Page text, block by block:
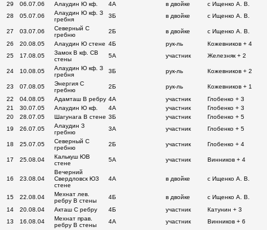
29
06.07.06 Алаудин Ю кф. 4А в двойке
с Ищенко А. В.
28
05.07.06
Алаудин Ю кф. З
гребня
3Б в двойке с Ищенко А. В.
27 03.07.06
Северный С
гребню
2Б в двойке
с Ищенко А. В.
26
20.08.05 Алаудин Ю стене 4Б рук-ль
Кожевников + 4
25
17.08.05
Замок В кф. СВ
стены
5А участник Железняк + 2
24 10.08.05
Алаудин Ю кф. З
гребня
3Б рук-ль Кожевников + 2
23 07.08.05
Энергия С
гребню
2Б рук-ль
Кожевников + 1
22
04.08.05 Адамташ В ребру 4А участник
Глобенко + 3
21
30.07.05 Алаудин Ю кф. 4А участник
Глобенко + 3
20
28.07.05 Шагунага В стене 3Б участник
Глобенко + 5
19
26.07.05
Алаудин З
гребню
3А участник Глобенко + 5
18 25.07.05
Северный С
гребню
2Б участник Глобенко + 4
17 25.08.04
Калькуш ЮВ
стене
5А участник Винников + 4
16 23.08.04
Вечерний
Свердловск ЮЗ
стене
4А в двойке с Ищенко А. В.
15 22.08.04
Мехнат лев.
ребру В стены
4Б в двойке
с Ищенко А. В.
14
20.08.04 Акташ С ребру 4Б участник
Катунин + 3
13
16.08.04
Мехнат прав.
ребру В стены
4А участник Винников + 6